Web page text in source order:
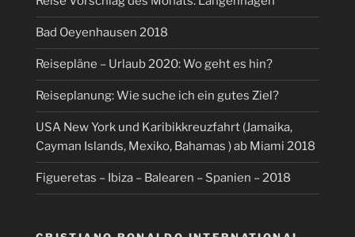
Bad Oeyenhausen 2018
Reisepläne – Urlaub 2020: Wo geht es hin?
Reiseplanung: Wie suche ich ein gutes Ziel?
USA New York und Karibikkreuzfahrt (Jamaika,
Cayman Islands, Mexiko, Bahamas ) ab Miami 2018
Figueretas – Ibiza – Balearen – Spanien – 2018